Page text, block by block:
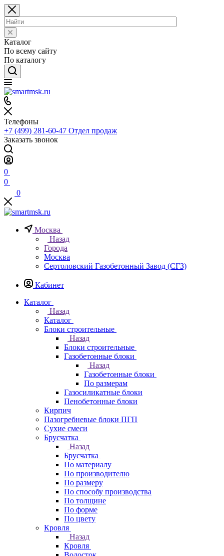
Каталог
По всему сайту
По каталогу
Телефоны
+7 (499) 281-60-47 Отдел продаж
Заказать звонок
0
0
0
Москва
Назад
Города
Москва
Сертоловский Газобетонный Завод (СГЗ)
Кабинет
Каталог
Назад
Каталог
Блоки строительные
Назад
Блоки строительные
Газобетонные блоки
Назад
Газобетонные блоки
По размерам
Газосиликатные блоки
Пенобетонные блоки
Кирпич
Пазогребневые блоки ПГП
Сухие смеси
Брусчатка
Назад
Брусчатка
По материалу
По производителю
По размеру
По способу производства
По толщине
По форме
По цвету
Кровля
Назад
Кровля